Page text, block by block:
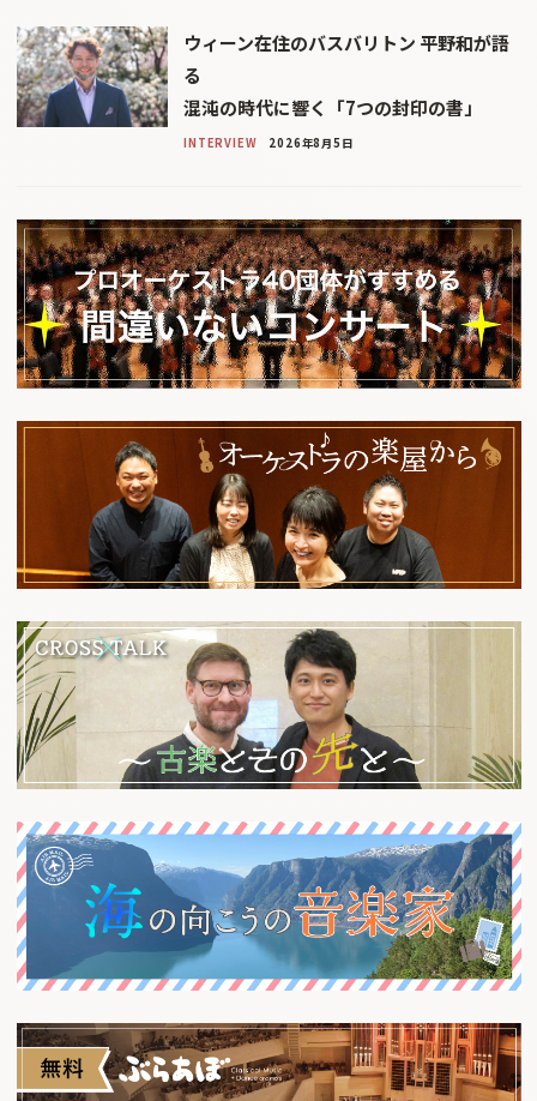
ウィーン在住のバスバリトン 平野和が語
る
混沌の時代に響く「7つの封印の書」
INTERVIEW 2026年8月5日